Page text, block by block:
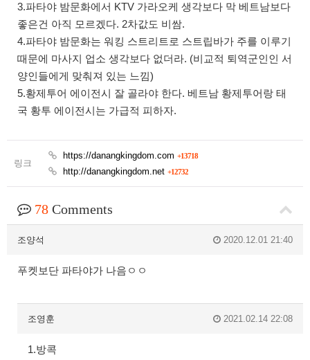
3.파타야 밤문화에서 KTV 가라오케 생각보다 막 베트남보다
좋은건 아직 모르겠다. 2차값도 비쌈.
4.파타야 밤문화는 워킹 스트리트로 스트립바가 주를 이루기
때문에 마사지 업소 생각보다 없더라. (비교적 퇴역군인인 서
양인들에게 맞춰져 있는 느낌)
5.황제투어 에이전시 잘 골라야 한다. 베트남 황제투어랑 태
국 황투 에이전시는 가급적 피하자.
링크
https://danangkingdom.com +13718
http://danangkingdom.net +12732
78 Comments
조양석 2020.12.01 21:40
푸켓보단 파타야가 나음ㅇㅇ
조영훈 2021.02.14 22:08
1.방콕